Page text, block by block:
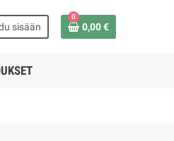
sisään
0
0,00 €